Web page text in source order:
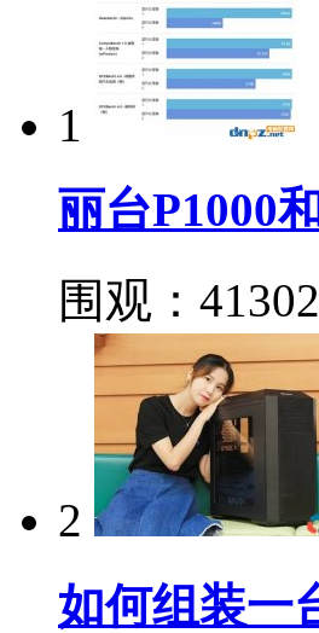
1
丽台P1000
围观：
2
如何组装一